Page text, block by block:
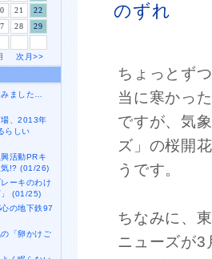
のずれ
ちょっとず
当に寒かっ
ですが、気
ズ」の桜開
うです。
ちなみに、
ニューズが3
21
22
28
29
月次月>>
ました…
場、2013年
らしい
活動PRキ
気!? (01/26)
ーキのわけ
」 (01/25)
の地下鉄97
「卵かけご